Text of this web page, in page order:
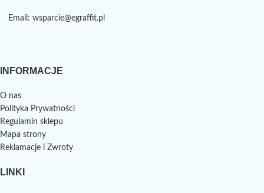
Email: wsparcie@egraffit.pl
INFORMACJE
O nas
Polityka Prywatności
Regulamin sklepu
Mapa strony
Reklamacje i Zwroty
LINKI